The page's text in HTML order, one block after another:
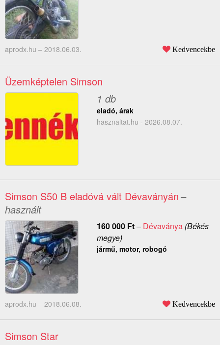
aprodx.hu – 2018.06.03. Kedvencekbe
Üzemképtelen Simson
1 db
eladó, árak
hasznaltat.hu - 2026.08.07.
Simson S50 B eladóvá vált Dévaványán–
használt
160 000 Ft– Dévaványa(Békés
megye)
jármű, motor, robogó
aprodx.hu – 2018.06.08. Kedvencekbe
Simson Star